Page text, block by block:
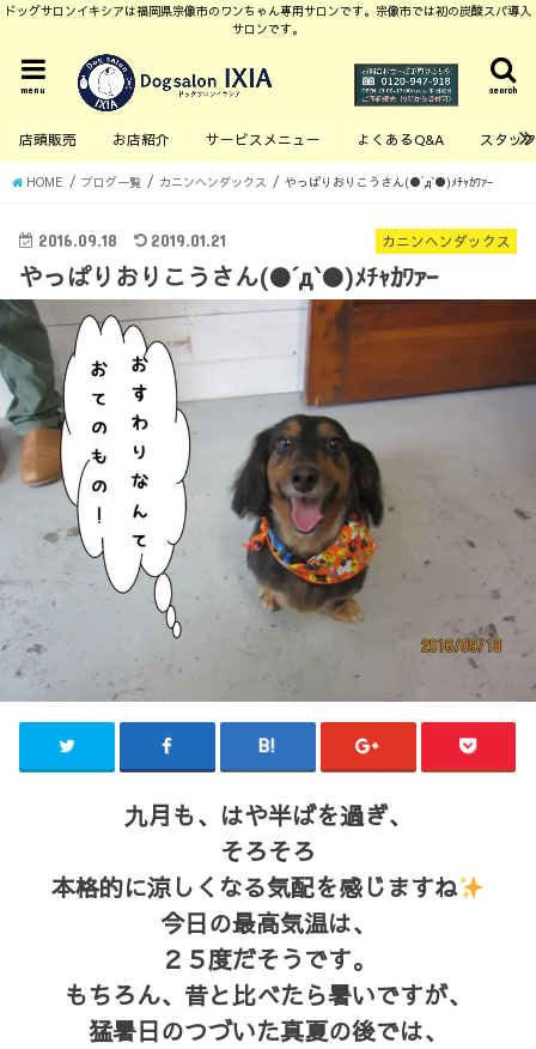
ドッグサロンイキシアは福岡県宗像市のワンちゃん専用サロンです。宗像市では初の炭酸スパ導入
サロンです。
search
menu
店頭販売 お店紹介 サービスメニュー よくあるQ&A スタッ
HOME ブログ一覧 カニンヘンダックス やっぱりおりこうさん(●´д`●)ﾒﾁｬｶﾜｧｰ
カニンヘンダックス
2016.09.18 2019.01.21
やっぱりおりこうさん(●´д`●)ﾒﾁｬｶﾜｧｰ
九月も、はや半ばを過ぎ、
そろそろ
本格的に涼しくなる気配を感じますね
今日の最高気温は、
２５度だそうです。
もちろん、昔と比べたら暑いですが、
猛暑日のつづいた真夏の後では、